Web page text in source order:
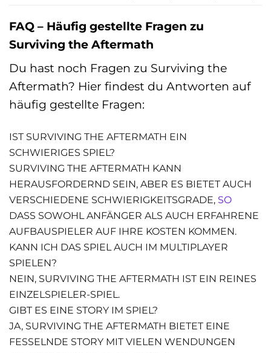
FAQ – Häufig gestellte Fragen zu
Surviving the Aftermath
Du hast noch Fragen zu Surviving the
Aftermath? Hier findest du Antworten auf
häufig gestellte Fragen:
IST SURVIVING THE AFTERMATH EIN
SCHWIERIGES SPIEL?
SURVIVING THE AFTERMATH KANN
HERAUSFORDERND SEIN, ABER ES BIETET AUCH
VERSCHIEDENE SCHWIERIGKEITSGRADE, SO
DASS SOWOHL ANFÄNGER ALS AUCH ERFAHRENE
AUFBAUSPIELER AUF IHRE KOSTEN KOMMEN.
KANN ICH DAS SPIEL AUCH IM MULTIPLAYER
SPIELEN?
NEIN, SURVIVING THE AFTERMATH IST EIN REINES
EINZELSPIELER-SPIEL.
GIBT ES EINE STORY IM SPIEL?
JA, SURVIVING THE AFTERMATH BIETET EINE
FESSELNDE STORY MIT VIELEN WENDUNGEN